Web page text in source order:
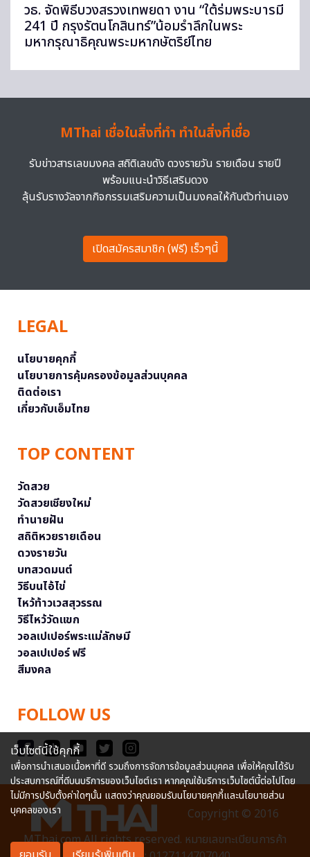
วธ. จัดพิธีบวงสรวงเทพยดา งาน “ใต้ร่มพระบารมี
241 ปี กรุงรัตนโกสินทร์”น้อมรำลึกในพระ
มหากรุณาธิคุณพระมหากษัตริย์ไทย
MThai เชื่อในสิ่งที่ทำ ทำในสิ่งที่เชื่อ
รับข่าวสารเลขมงคล สถิติเลขดัง ดวงรายวัน รายเดือน รายปี
พร้อมแนะนำวิธีเสริมดวง
ลุ้นรับรางวัลจากกิจกรรมเสริมความเป็นมงคลให้กับตัวท่านเอง
เปิดสมัครสมาชิก (ฟรี) เร็วๆนี้
LEGAL
นโยบายคุกกี้
นโยบายการคุ้มครองข้อมูลส่วนบุคคล
ติดต่อเรา
เกี่ยวกับเอ็มไทย
TOP CONTENT
วัดสวย
วัดสวยเชียงใหม่
ทำนายฝัน
สถิติหวยรายเดือน
ดวงรายวัน
บทสวดมนต์
วิธีบนไอ้ไข่
ไหว้ท้าวเวสสุวรรณ
วิธีไหว้วัดแขก
วอลเปเปอร์พระแม่ลักษมี
วอลเปเปอร์ ฟรี
สีมงคล
FOLLOW US
Copyright © 2016
MThai.com All rights reserved. หมายเลขทะเบียนการค้า
เว็บไซต์นี้ใช้คุกกี้
เพื่อการนำเสนอเนื้อหาที่ดี รวมถึงการจัดการข้อมูลส่วนบุคคล เพื่อให้คุณได้รับ
ประสบการณ์ที่ดีบนบริการของเว็บไซต์เรา หากคุณใช้บริการเว็บไซต์นี้ต่อไปโดย
ไม่มีการปรับตั้งค่าใดๆนั้น แสดงว่าคุณยอมรับนโยบายคุกกี้และนโยบายส่วน
บุคคลของเรา